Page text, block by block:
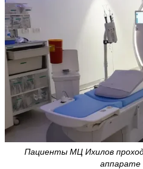
Пациенты МЦ Ихилов
аппарате